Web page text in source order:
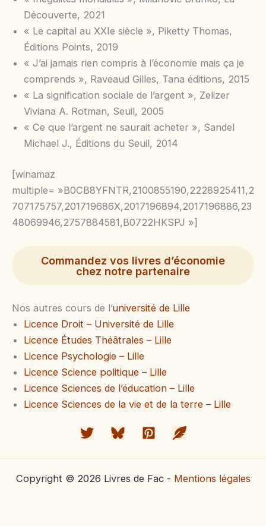
Découverte, 2021
« Le capital au XXIe siècle », Piketty Thomas,
Éditions Points, 2019
« J’ai jamais rien compris à l’économie mais ça je
comprends », Raveaud Gilles, Tana éditions, 2015
« La signification sociale de l’argent », Zelizer
Viviana A. Rotman, Seuil, 2005
« Ce que l’argent ne saurait acheter », Sandel
Michael J., Éditions du Seuil, 2014
[winamaz
multiple= »B0CB8YFNTR,2100855190,2228925411,2
707175757,201719686X,2017196894,2017196886,23
48069946,2757884581,B0722HKSPJ »]
Commandez vos livres d’économie
chez notre partenaire
Nos autres cours de l’université de Lille
Licence Droit – Université de Lille
Licence Études Théâtrales – Lille
Licence Psychologie – Lille
Licence Science politique – Lille
Licence Sciences de l’éducation – Lille
Licence Sciences de la vie et de la terre – Lille
Copyright © 2026 Livres de Fac - Mentions légales